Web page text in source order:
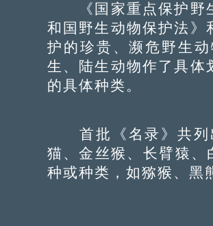
《国家重点保护野生
和国野生动物保护法》
护的珍贵、濒危野生
生、陆生动物作了具体
的具体种类。
首批《名录》共列
猫、金丝猴、长臂猿
种或种类，如猕猴、黑